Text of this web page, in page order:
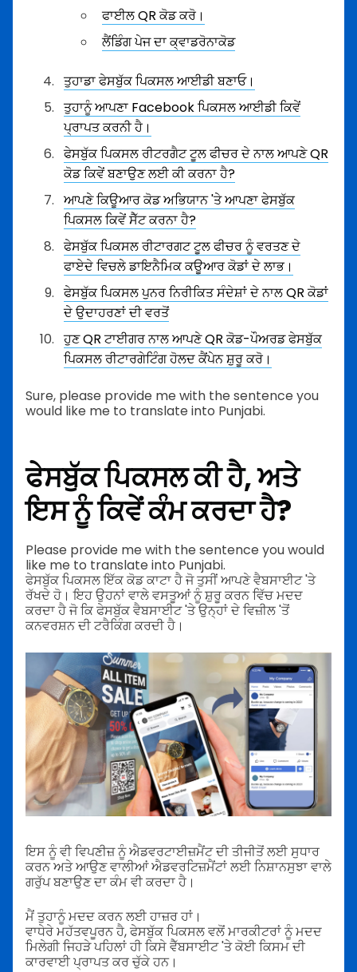
ਫਾਈਲ QR ਕੋਡ ਕਰੋ।
ਲੈਂਡਿੰਗ ਪੇਜ ਦਾ ਕ੍ਵਾਡਰੋਨਾਕੋਡ
ਤੁਹਾਡਾ ਫੇਸਬੁੱਕ ਪਿਕਸਲ ਆਈਡੀ ਬਣਾਓ।
ਤੁਹਾਨੂੰ ਆਪਣਾ Facebook ਪਿਕਸਲ ਆਈਡੀ ਕਿਵੇਂ
ਪ੍ਰਾਪਤ ਕਰਨੀ ਹੈ।
ਫੇਸਬੁੱਕ ਪਿਕਸਲ ਰੀਟਰਗੈਟ ਟੂਲ ਫੀਚਰ ਦੇ ਨਾਲ ਆਪਣੇ QR
ਕੋਡ ਕਿਵੇਂ ਬਣਾਉਣ ਲਈ ਕੀ ਕਰਨਾ ਹੈ?
ਆਪਣੇ ਕਿਊਆਰ ਕੋਡ ਅਭਿਯਾਨ 'ਤੇ ਆਪਣਾ ਫੇਸਬੁੱਕ
ਪਿਕਸਲ ਕਿਵੇਂ ਸੈੱਟ ਕਰਨਾ ਹੈ?
ਫੇਸਬੁੱਕ ਪਿਕਸਲ ਰੀਟਾਰਗਟ ਟੂਲ ਫੀਚਰ ਨੂੰ ਵਰਤਣ ਦੇ
ਫਾਏਦੇ ਵਿਚਲੇ ਡਾਇਨੈਮਿਕ ਕਊਆਰ ਕੋਡਾਂ ਦੇ ਲਾਭ।
ਫੇਸਬੁੱਕ ਪਿਕਸਲ ਪੁਨਰ ਨਿਰੀਕਿਤ ਸੰਦੇਸ਼ਾਂ ਦੇ ਨਾਲ QR ਕੋਡਾਂ
ਦੇ ਉਦਾਹਰਣਾਂ ਦੀ ਵਰਤੋਂ
ਹੁਣ QR ਟਾਈਗਰ ਨਾਲ ਆਪਣੇ QR ਕੋਡ-ਪੌਅਰਡ ਫੇਸਬੁੱਕ
ਪਿਕਸਲ ਰੀਟਾਰਗੇਟਿੰਗ ਹੋਲਦ ਕੈਂਪੇਨ ਸ਼ੁਰੂ ਕਰੋ।
Sure, please provide me with the sentence you
would like me to translate into Punjabi.
ਫੇਸਬੁੱਕ ਪਿਕਸਲ ਕੀ ਹੈ, ਅਤੇ
ਇਸ ਨੂੰ ਕਿਵੇਂ ਕੰਮ ਕਰਦਾ ਹੈ?
Please provide me with the sentence you would
like me to translate into Punjabi.
ਫੇਸਬੁੱਕ ਪਿਕਸਲ ਇੱਕ ਕੋਡ ਕਾਟਾ ਹੈ ਜੋ ਤੁਸੀਂ ਆਪਣੇ ਵੈਬਸਾਈਟ 'ਤੇ
ਰੱਖਦੇ ਹੋ। ਇਹ ਉਹਨਾਂ ਵਾਲੇ ਵਸਤੂਆਂ ਨੂੰ ਸ਼ੁਰੂ ਕਰਨ ਵਿੱਚ ਮਦਦ
ਕਰਦਾ ਹੈ ਜੋ ਕਿ ਫੇਸਬੁੱਕ ਵੈਬਸਾਈਟ 'ਤੇ ਉਨ੍ਹਾਂ ਦੇ ਵਿਜ਼ੀਲ 'ਤੋਂ
ਕਨਵਰਸ਼ਨ ਦੀ ਟਰੈਕਿੰਗ ਕਰਦੀ ਹੈ।
ਇਸ ਨੂੰ ਵੀ ਵਿਪਣੀਜ਼ ਨੂੰ ਐਡਵਰਟਾਈਜ਼ਮੈਂਟ ਦੀ ਤੀਜੀਤੋਂ ਲਈ ਸੁਧਾਰ
ਕਰਨ ਅਤੇ ਆਉਣ ਵਾਲੀਆਂ ਐਡਵਰਟਿਜ਼ਮੈਂਟਾਂ ਲਈ ਨਿਸ਼ਾਨਸੁਝਾ ਵਾਲੇ
ਗਰੁੱਪ ਬਣਾਉਣ ਦਾ ਕੰਮ ਵੀ ਕਰਦਾ ਹੈ।
ਮੈਂ ਤੁਹਾਨੂੰ ਮਦਦ ਕਰਨ ਲਈ ਹਾਜ਼ਰ ਹਾਂ।
ਵਾਧੇਰੇ ਮਹੱਤਵਪੂਰਨ ਹੈ, ਫੇਸਬੁੱਕ ਪਿਕਸਲ ਵਲੋਂ ਮਾਰਕੀਟਰਾਂ ਨੂੰ ਮਦਦ
ਮਿਲੇਗੀ ਜਿਹੜੇ ਪਹਿਲਾਂ ਹੀ ਕਿਸੇ ਵੈੱਬਸਾਈਟ 'ਤੇ ਕੋਈ ਕਿਸਮ ਦੀ
ਕਾਰਵਾਈ ਪ੍ਰਾਪਤ ਕਰ ਚੁੱਕੇ ਹਨ।